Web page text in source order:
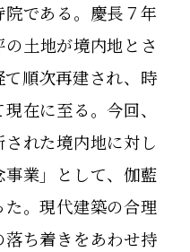
である。慶長７年
土地が境内地とさ
順次再建され、時
在に至る。今回、
れた境内地に対し
業」として、伽藍
。現代建築の合理
ち着きをあわせ持